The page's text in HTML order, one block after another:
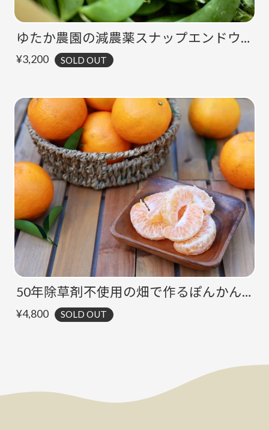
ゆたか農園の減農薬スナップエンドウ【1㎏】
¥3,200 SOLD OUT
50年除草剤不使用の畑で作るぽんかん【5㎏】
¥4,800 SOLD OUT